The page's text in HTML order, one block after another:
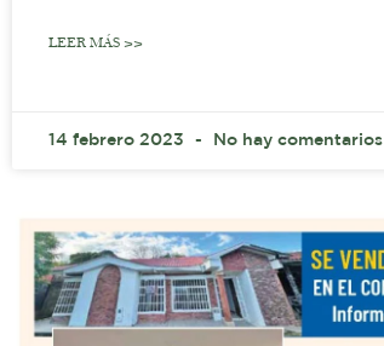
LEER MÁS >>
14 febrero 2023 No hay comentarios